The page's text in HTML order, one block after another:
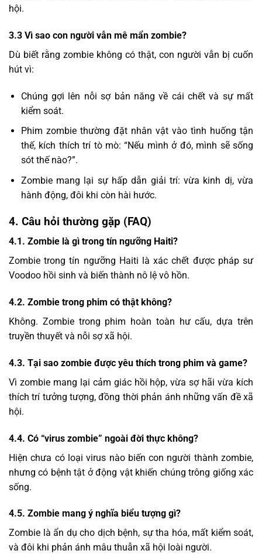
hội.
3.3 Vì sao con người vẫn mê mẩn zombie?
Dù biết rằng zombie không có thật, con người vẫn bị cuốn
hút vì:
Chúng gợi lên nỗi sợ bản năng về cái chết và sự mất
kiểm soát.
Phim zombie thường đặt nhân vật vào tình huống tận
thế, kích thích trí tò mò: “Nếu mình ở đó, mình sẽ sống
sót thế nào?”.
Zombie mang lại sự hấp dẫn giải trí: vừa kinh dị, vừa
hành động, đôi khi còn hài hước.
4. Câu hỏi thường gặp (FAQ)
4.1. Zombie là gì trong tín ngưỡng Haiti?
Zombie trong tín ngưỡng Haiti là xác chết được pháp sư
Voodoo hồi sinh và biến thành nô lệ vô hồn.
4.2. Zombie trong phim có thật không?
Không. Zombie trong phim hoàn toàn hư cấu, dựa trên
truyền thuyết và nỗi sợ xã hội.
4.3. Tại sao zombie được yêu thích trong phim và game?
Vì zombie mang lại cảm giác hồi hộp, vừa sợ hãi vừa kích
thích trí tưởng tượng, đồng thời phản ánh những vấn đề xã
hội.
4.4. Có “virus zombie” ngoài đời thực không?
Hiện chưa có loại virus nào biến con người thành zombie,
nhưng có bệnh tật ở động vật khiến chúng trông giống xác
sống.
4.5. Zombie mang ý nghĩa biểu tượng gì?
Zombie là ẩn dụ cho dịch bệnh, sự tha hóa, mất kiểm soát,
và đôi khi phản ánh mâu thuẫn xã hội loài người.